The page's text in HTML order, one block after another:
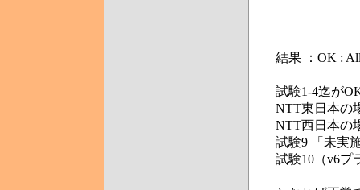
結果 ：OK :
試験1-4迄が
NTT東日本の
NTT西日本の
試験9 「未実
試験10（v6プ